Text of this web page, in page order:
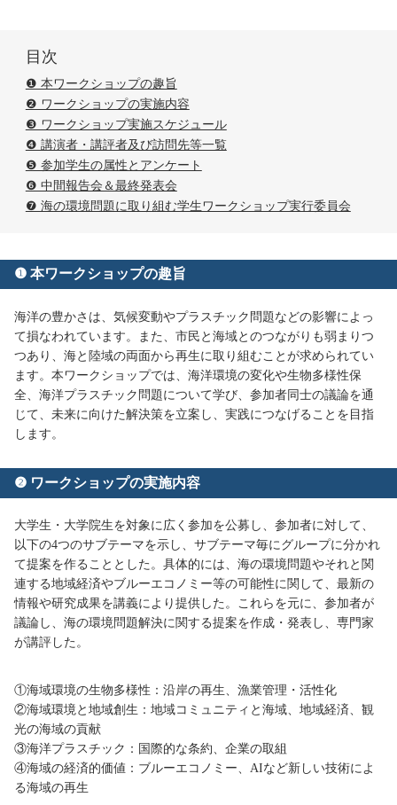
目次
❶ 本ワークショップの趣旨
❷ ワークショップの実施内容
❸ ワークショップ実施スケジュール
❹ 講演者・講評者及び訪問先等一覧
❺ 参加学生の属性とアンケート
❻ 中間報告会＆最終発表会
❼ 海の環境問題に取り組む学生ワークショップ実行委員会
❶ 本ワークショップの趣旨
海洋の豊かさは、気候変動やプラスチック問題などの影響によっ
て損なわれています。また、市民と海域とのつながりも弱まりつ
つあり、海と陸域の両面から再生に取り組むことが求められてい
ます。本ワークショップでは、海洋環境の変化や生物多様性保
全、海洋プラスチック問題について学び、参加者同士の議論を通
じて、未来に向けた解決策を立案し、実践につなげることを目指
します。
❷ ワークショップの実施内容
大学生・大学院生を対象に広く参加を公募し、参加者に対して、
以下の4つのサブテーマを示し、サブテーマ毎にグループに分かれ
て提案を作ることとした。具体的には、海の環境問題やそれと関
連する地域経済やブルーエコノミー等の可能性に関して、最新の
情報や研究成果を講義により提供した。これらを元に、参加者が
議論し、海の環境問題解決に関する提案を作成・発表し、専門家
が講評した。
①海域環境の生物多様性：沿岸の再生、漁業管理・活性化
②海域環境と地域創生：地域コミュニティと海域、地域経済、観
光の海域の貢献
③海洋プラスチック：国際的な条約、企業の取組
④海域の経済的価値：ブルーエコノミー、AIなど新しい技術によ
る海域の再生